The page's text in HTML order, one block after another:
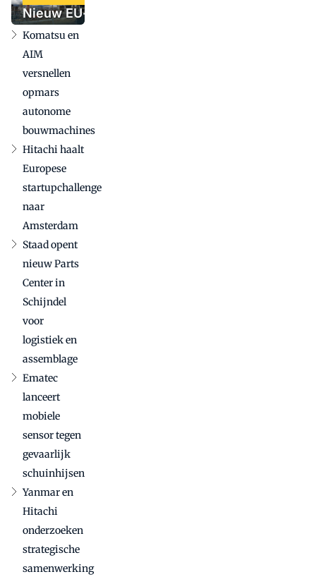
krol: vijf
nieuwe
machines
op een rij
Nieuw EU-voorstel
voor
aanbestedingregels
hebben voor
bouwmachinesector
Komatsu en
AIM
versnellen
opmars
autonome
bouwmachines
Hitachi haalt
Europese
startupchallenge
naar
Amsterdam
Staad opent
nieuw Parts
Center in
Schijndel
voor
logistiek en
assemblage
Ematec
lanceert
mobiele
sensor tegen
gevaarlijk
schuinhijsen
Yanmar en
Hitachi
onderzoeken
strategische
samenwerking